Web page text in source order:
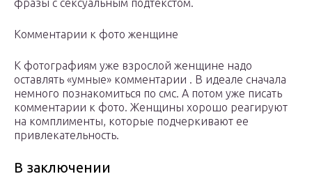
фразы с сексуальным подтекстом.
Комментарии к фото женщине
К фотографиям уже взрослой женщине надо
оставлять «умные» комментарии . В идеале сначала
немного познакомиться по смс. А потом уже писать
комментарии к фото. Женщины хорошо реагируют
на комплименты, которые подчеркивают ее
привлекательность.
В заключении